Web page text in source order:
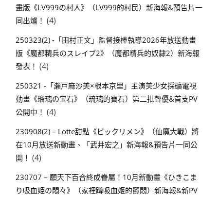
畫版《LV999の村人》（LV999的村民）新海報&預告片一
同出爐！ (4)
250323(2) -「田村正文」監督接棒執導2026年放送動畫
版《魔都精兵のスレイブ2》（魔都精兵的奴隸2）新海報
發表！ (4)
250321 -「瀬戸麻沙美×根本京里」主演美少女採礦電視
動畫《瑠璃の宝石》（琉璃的寶石）第二批聲優&首支PV
公開中！ (4)
230908(2) – Lotte甜點《ビックリメン》（仙魔大戰）將
在10月放送新動畫、「武井宏之」新海報&預告片一同公
開！ (4)
230707 – 願天下百合終成眷屬！10月新動畫《ひきこま
り吸血姫の悶々》（家裡蹲吸血姬的鬱悶）新海報&新PV